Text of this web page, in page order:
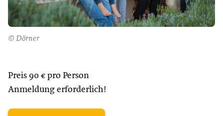
© Dörner
Preis 90 € pro Person
Anmeldung erforderlich!